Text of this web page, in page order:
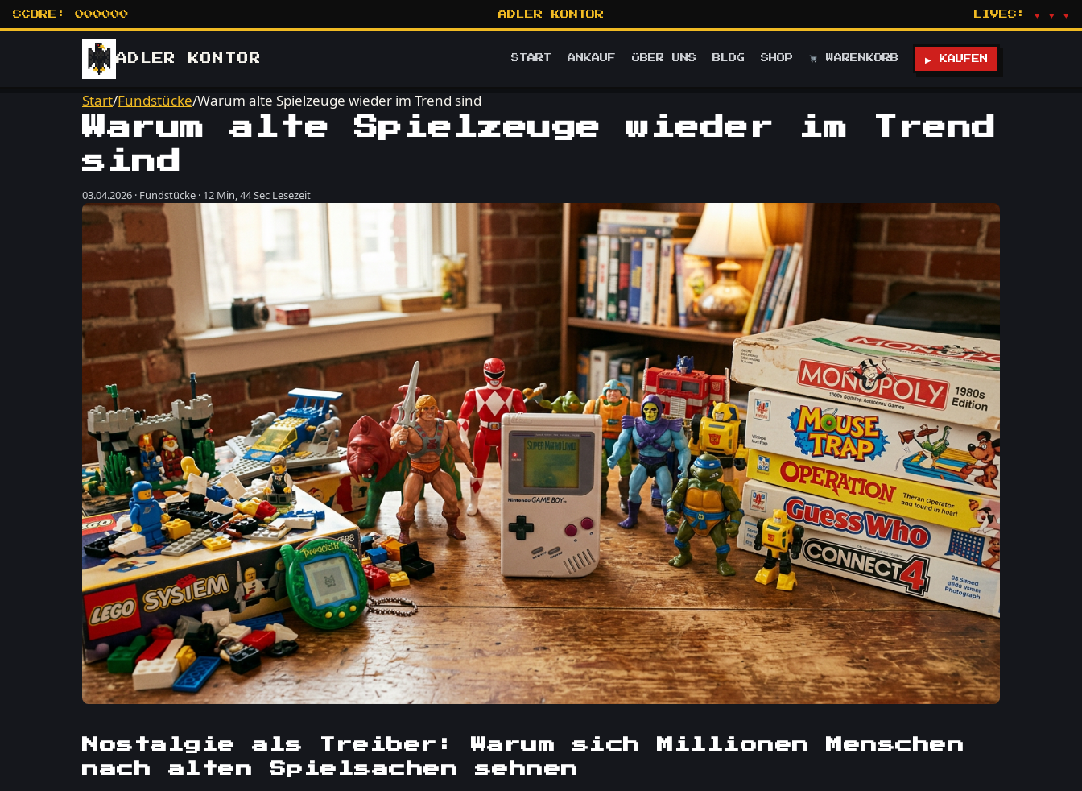
SCORE: 000000 ADLER KONTOR LIVES: ♥ ♥ ♥
ADLER KONTOR START ANKAUF ÜBER UNS BLOG SHOP WARENKORB ▶ KAUFEN
Start/Fundstücke/Warum alte Spielzeuge wieder im Trend sind
Warum alte Spielzeuge wieder im Trend
sind
03.04.2026 · Fundstücke · 12 Min, 44 Sec Lesezeit
Nostalgie als Treiber: Warum sich Millionen Menschen
nach alten Spielsachen sehnen